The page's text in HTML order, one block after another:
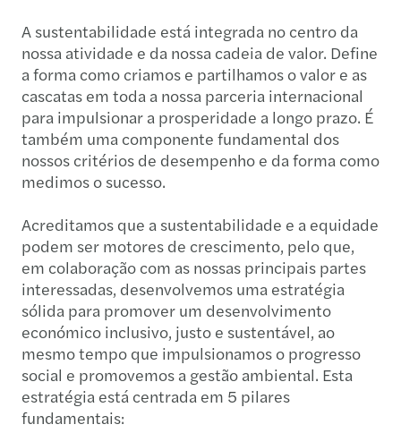
A sustentabilidade está integrada no centro da
nossa atividade e da nossa cadeia de valor. Define
a forma como criamos e partilhamos o valor e as
cascatas em toda a nossa parceria internacional
para impulsionar a prosperidade a longo prazo. É
também uma componente fundamental dos
nossos critérios de desempenho e da forma como
medimos o sucesso.
Acreditamos que a sustentabilidade e a equidade
podem ser motores de crescimento, pelo que,
em colaboração com as nossas principais partes
interessadas, desenvolvemos uma estratégia
sólida para promover um desenvolvimento
económico inclusivo, justo e sustentável, ao
mesmo tempo que impulsionamos o progresso
social e promovemos a gestão ambiental. Esta
estratégia está centrada em 5 pilares
fundamentais: